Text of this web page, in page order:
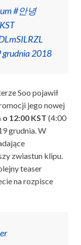
#안녕
grudnia 2018
Soo pojawił
jego nowej
12:00 KST (4:00
grudnia. W
zwiastun klipu.
teaser
na rozpisce